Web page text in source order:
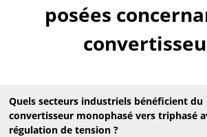
posées
Quels secteurs industriels bénéficient du
convertisseur monophasé vers triphasé
régulation de tension ?